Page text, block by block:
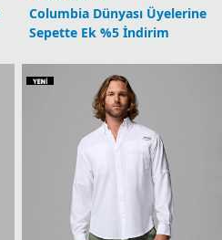
Columbia Dünyası Üyelerine
Sepette Ek %5 İndirim